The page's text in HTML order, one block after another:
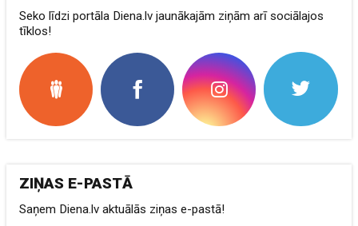
Seko līdzi portāla Diena.lv jaunākajām ziņām arī sociālajos
tīklos!
ZIŅAS E-PASTĀ
Saņem Diena.lv aktuālās ziņas e-pastā!